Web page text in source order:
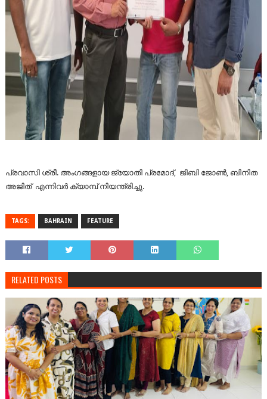
പ്രവാസി ശ്രീ. അംഗങ്ങളായ ജ്യോതി പ്രമോദ്, ജിബി ജോൺ, ബിനിത
അജിത് എന്നിവർ ക്യാമ്പ് നിയന്ത്രിച്ചു.
TAGS: BAHRAIN FEATURE
RELATED POSTS